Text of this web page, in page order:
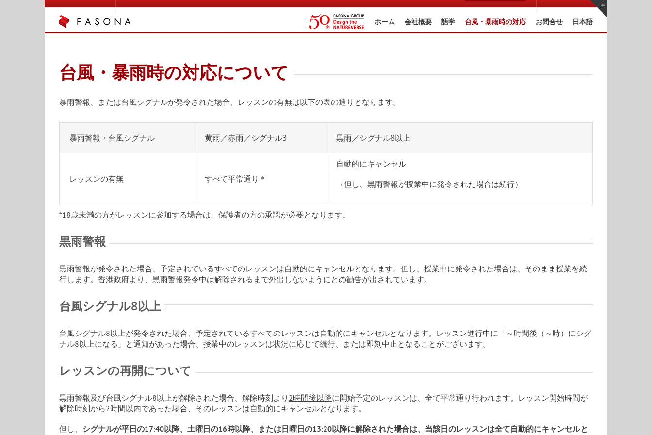
ホーム 会社概要 語学 台風・暴雨時の対応 お問合せ 日本語
台風・暴雨時の対応について
暴雨警報、または台風シグナルが発令された場合、レッスンの有無は以下の表の通りとなります。
暴雨警報・台風シグナル 黄雨／赤雨／シグナル3 黒雨／シグナル8以上
レッスンの有無 すべて平常通り＊
自動的にキャンセル
（但し、黒雨警報が授業中に発令された場合は続行）
*18歳未満の方がレッスンに参加する場合は、保護者の方の承認が必要となります。
黒雨警報
黒雨警報が発令された場合、予定されているすべてのレッスンは自動的にキャンセルとなります。但し、授業中に発令された場合は、そのまま授業を続
行します。香港政府より、黒雨警報発令中は解除されるまで外出しないようにとの勧告が出されています。
台風シグナル8以上
台風シグナル8以上が発令された場合、予定されているすべてのレッスンは自動的にキャンセルとなります。レッスン進行中に「～時間後（～時）にシグ
ナル8以上になる」と通知があった場合、授業中のレッスンは状況に応じて続行、または即刻中止となることがございます。
レッスンの再開について
黒雨警報及び台風シグナル8以上が解除された場合、解除時刻より 2時間後以降に開始予定のレッスンは、全て平常通り行われます。レッスン開始時間が
解除時刻から2時間以内であった場合、そのレッスンは自動的にキャンセルとなります。
但し、 シグナルが平日の17:40以降、土曜日の16時以降、または日曜日の13:20以降に解除された場合は、当該日のレッスンは全て自動的にキャンセルと
Sliding